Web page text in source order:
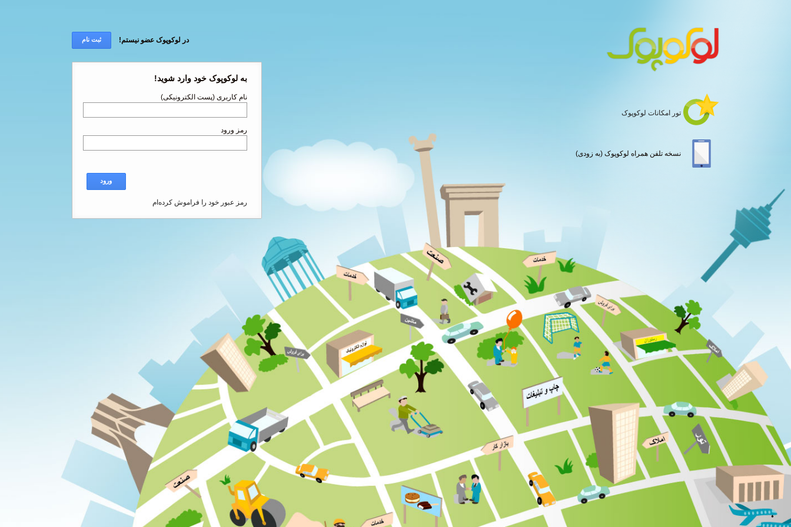
تور امکانات لوکوپوک
نسخه تلفن همراه لوکوپوک (به زودی)
ثبت نام در لوکوپوک عضو نیستم!
به لوکوپوک خود وارد شوید!
نام کاربری (پست الکترونیکی)
رمز ورود
ورود
رمز عبور خود را فراموش کرده‌ام